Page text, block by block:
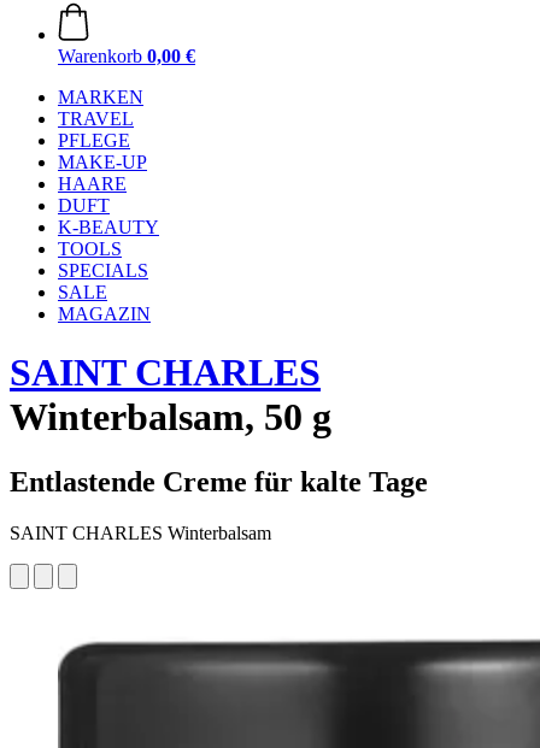
Warenkorb 0,00 €
MARKEN
TRAVEL
PFLEGE
MAKE-UP
HAARE
DUFT
K-BEAUTY
TOOLS
SPECIALS
SALE
MAGAZIN
SAINT CHARLES
Winterbalsam, 50 g
Entlastende Creme für kalte Tage
SAINT CHARLES Winterbalsam